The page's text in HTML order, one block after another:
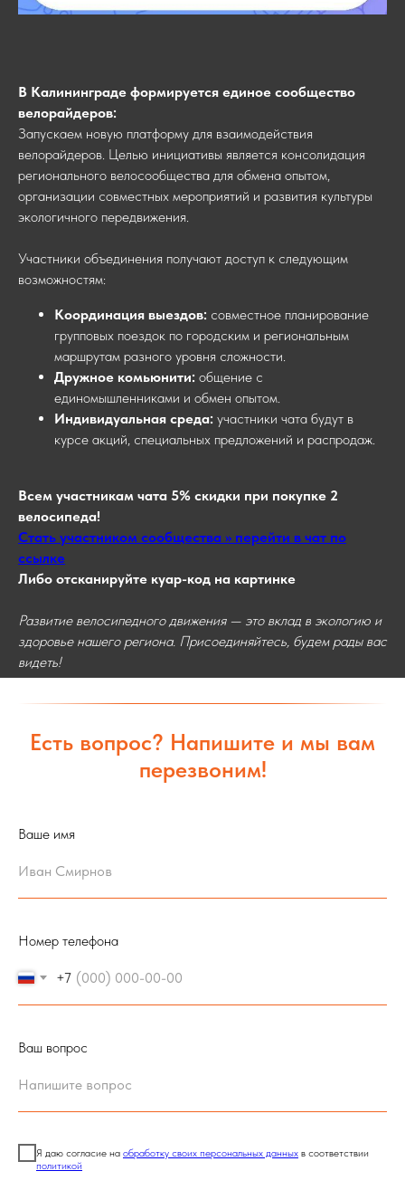
В Калининграде формируется единое сообщество
велорайдеров:
Запускаем новую платформу для взаимодействия
велорайдеров. Целью инициативы является консолидация
регионального велосообщества для обмена опытом,
организации совместных мероприятий и развития культуры
экологичного передвижения.
Участники объединения получают доступ к следующим
возможностям:
Координация выездов: совместное планирование
групповых поездок по городским и региональным
маршрутам разного уровня сложности.
Дружное комьюнити: общение с
единомышленниками и обмен опытом.
Индивидуальная среда: участники чата будут в
курсе акций, специальных предложений и распродаж.
Всем участникам чата 5% скидки при покупке 2
велосипеда!
Стать участником сообщества >> перейти в чат по
ссылке
Либо отсканируйте куар-код на картинке
Развитие велосипедного движения — это вклад в экологию и
здоровье нашего региона. Присоединяйтесь, будем рады вас
видеть!
Есть вопрос? Напишите и мы вам
перезвоним!
Ваше имя
Номер телефона
+7
Ваш вопрос
Я даю согласие на обработку своих персональных данных в соответствии
политикой